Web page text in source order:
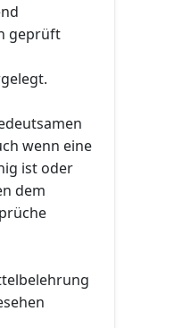
geprüft
wenn eine
ist oder
dem